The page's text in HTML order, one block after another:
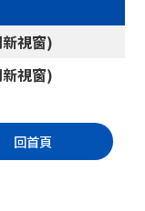
視窗)
視窗)
回首頁